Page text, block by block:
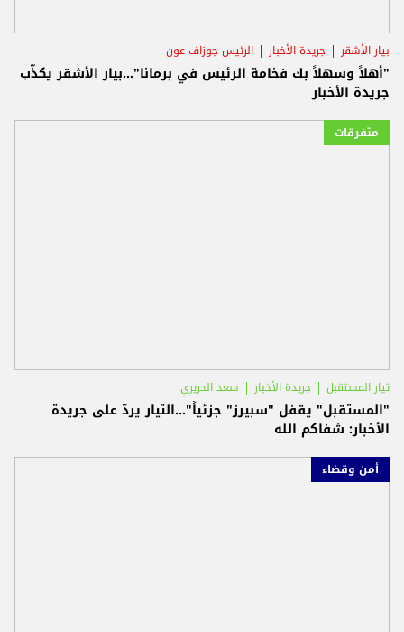
بيار الأشقر جريدة الأخبار الرئيس جوزاف عون
"أهلاً وسهلاً بك فخامة الرئيس في برمانا"...بيار الأشقر يكذّب
جريدة الأخبار
متفرقات
تيار المستقبل جريدة الأخبار سعد الحريري
"المستقبل" يقفل "سبيرز" جزئياً"...التيار يردّ على جريدة
الأخبار: شفاكم الله
أمن وقضاء